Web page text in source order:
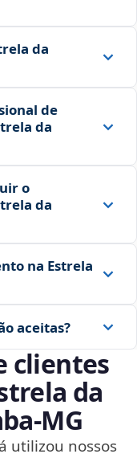
da
de
da
o
da
na Estrela
aceitas?
clientes
da
utilizou nossos